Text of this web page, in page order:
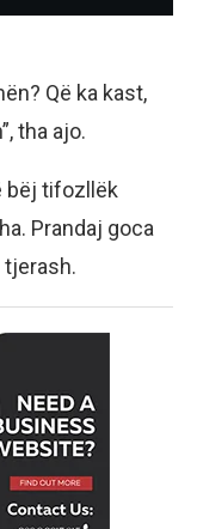
Që ka kast,
tha ajo.
bëj tifozllëk
Prandaj goca
tjerash.